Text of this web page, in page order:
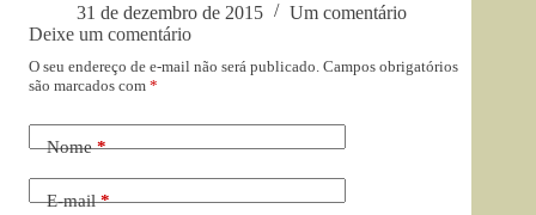
31 de dezembro de 2015
Um comentário
Deixe um comentário
O seu endereço de e-mail não será publicado. Campos obrigatórios
são marcados com *
Nome*
E-mail*